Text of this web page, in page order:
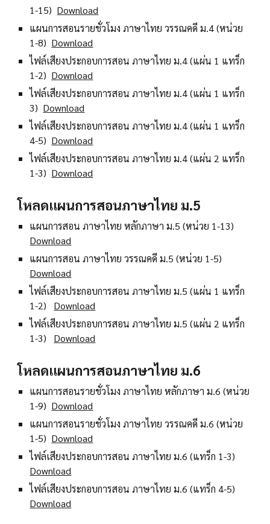
1-15) Download
แผนการสอนรายชั่วโมง ภาษาไทย วรรณคดี ม.4 (หน่วย
1-8) Download
ไฟล์เสียงประกอบการสอน ภาษาไทย ม.4 (แผ่น 1 แทร็ก
1-2) Download
ไฟล์เสียงประกอบการสอน ภาษาไทย ม.4 (แผ่น 1 แทร็ก
3) Download
ไฟล์เสียงประกอบการสอน ภาษาไทย ม.4 (แผ่น 1 แทร็ก
4-5) Download
ไฟล์เสียงประกอบการสอน ภาษาไทย ม.4 (แผ่น 2 แทร็ก
1-3) Download
โหลดแผนการสอนภาษาไทย ม.5
แผนการสอน ภาษาไทย หลักภาษา ม.5 (หน่วย 1-13)
Download
แผนการสอน ภาษาไทย วรรณคดี ม.5 (หน่วย 1-5)
Download
ไฟล์เสียงประกอบการสอน ภาษาไทย ม.5 (แผ่น 1 แทร็ก
1-2) Download
ไฟล์เสียงประกอบการสอน ภาษาไทย ม.5 (แผ่น 2 แทร็ก
1-3) Download
โหลดแผนการสอนภาษาไทย ม.6
แผนการสอนรายชั่วโมง ภาษาไทย หลักภาษา ม.6 (หน่วย
1-9) Download
แผนการสอนรายชั่วโมง ภาษาไทย วรรณคดี ม.6 (หน่วย
1-5) Download
ไฟล์เสียงประกอบการสอน ภาษาไทย ม.6 (แทร็ก 1-3)
Download
ไฟล์เสียงประกอบการสอน ภาษาไทย ม.6 (แทร็ก 4-5)
Download